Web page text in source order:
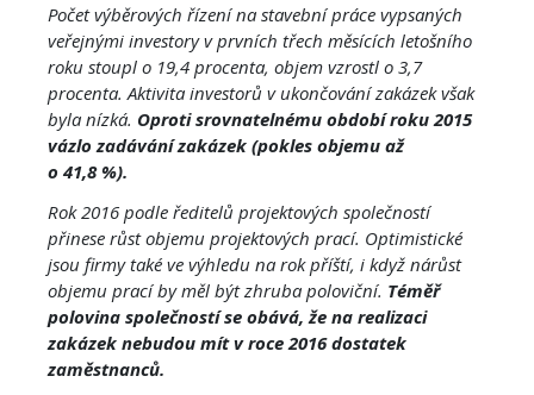
Počet výběrových řízení na stavební práce vypsaných
veřejnými investory v prvních třech měsících letošního
roku stoupl o 19,4 procenta, objem vzrostl o 3,7
procenta. Aktivita investorů v ukončování zakázek však
byla nízká. Oproti srovnatelnému období roku 2015
vázlo zadávání zakázek (pokles objemu až
o 41,8 %).
Rok 2016 podle ředitelů projektových společností
přinese růst objemu projektových prací. Optimistické
jsou firmy také ve výhledu na rok příští, i když nárůst
objemu prací by měl být zhruba poloviční. Téměř
polovina společností se obává, že na realizaci
zakázek nebudou mít v roce 2016 dostatek
zaměstnanců.